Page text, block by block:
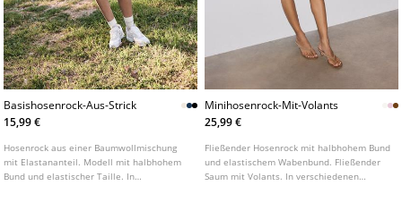
Basishosenrock-Aus-Strick
15,99 €
Hosenrock aus einer Baumwollmischung
mit Elastananteil. Modell mit halbhohem
Bund und elastischer Taille. In
Minihosenrock-Mit-Volants
25,99 €
Fließender Hosenrock mit halbhohem Bund
und elastischem Wabenbund. Fließender
Saum mit Volants. In verschiedenen